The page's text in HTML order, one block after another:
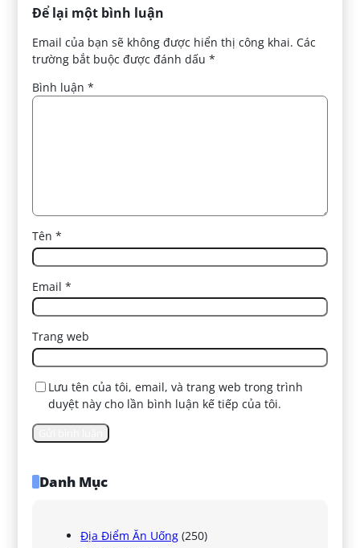
Để lại một bình luận
Email của bạn sẽ không được hiển thị công khai. Các
trường bắt buộc được đánh dấu*
Bình luận*
Tên*
Email*
Trang web
Lưu tên của tôi, email, và trang web trong trình
duyệt này cho lần bình luận kế tiếp của tôi.
Danh Mục
Địa Điểm Ăn Uống (250)